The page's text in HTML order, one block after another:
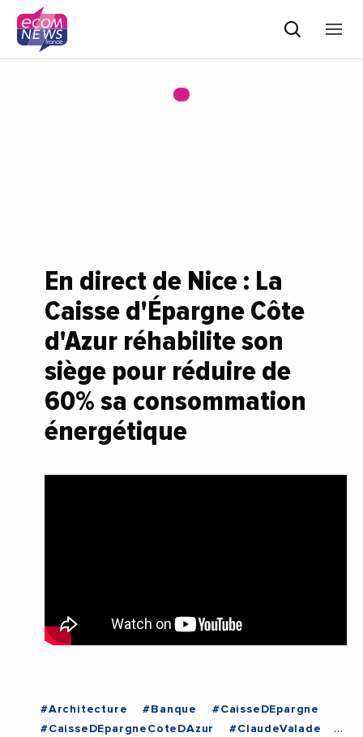
En direct de Nice : La
Caisse d'Épargne Côte
d'Azur réhabilite son
siège pour réduire de
60% sa consommation
énergétique
#Architecture #Banque
#CaisseDEpargne
#CaisseDEpargneCoteDAzur
#ClaudeValade